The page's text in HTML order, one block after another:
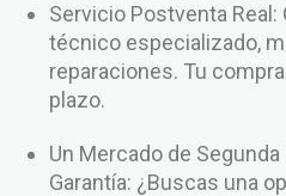
Servicio Postventa
técnico especializado,
reparaciones. Tu
plazo.
Un Mercado de
Garantía: ¿Buscas una